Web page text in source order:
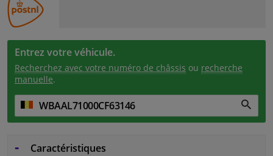
Entrez votre véhicule.
Recherchez avec votre numéro de châssis ou recherche
manuelle.
Caractéristiques